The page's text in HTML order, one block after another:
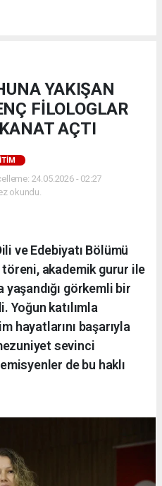
YAKIŞAN
FİLOLOGLAR
AÇTI
24.05.2026 - 02:27
okundu.
ve Edebiyatı Bölümü
akademik gurur ile
yaşandığı görkemli bir
katılımla
hayatlarını başarıyla
sevinci
de bu haklı